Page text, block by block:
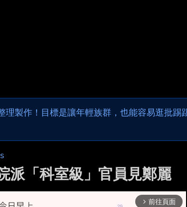
理製作！目標是讓年輕族群，也能容易逛批踢
派「科室級」官員見鄭麗
arrow_forward_ios 前往頁面